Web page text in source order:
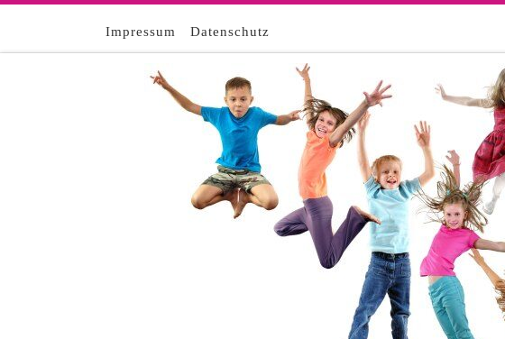
Zum Inhalt springen
Impressum Datenschutz